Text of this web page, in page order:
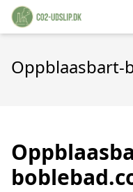
Oppblaasbart-